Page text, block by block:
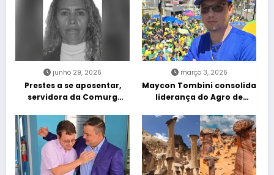
junho 29, 2026
Prestes a se aposentar,
servidora da Comurg
entra em protocolo de
morte encefálica
março 3, 2026
Maycon Tombini consolida
liderança do Agro de
“Acorda Brasil” em Goiânia